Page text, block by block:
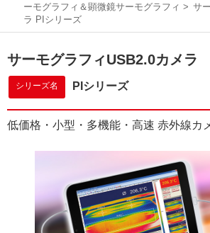
ーモグラフィ＆顕微鏡サーモグラフィ
サ
ラ PIシリーズ
サーモグラフィUSB2.0カメラ
シリーズ名 PIシリーズ
低価格・小型・多機能・高速 赤外線カ